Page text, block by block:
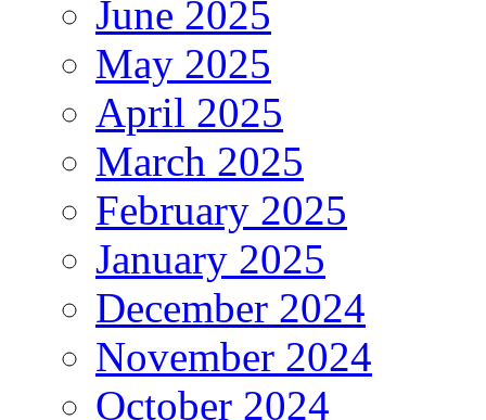
June 2025
May 2025
April 2025
March 2025
February 2025
January 2025
December 2024
November 2024
October 2024